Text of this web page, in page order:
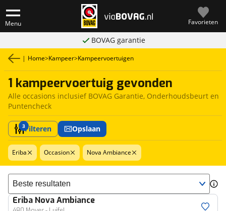
Menu Favorieten
BOVAG garantie
| Home>Kampeer>Kampeervoertuigen
1 kampeervoertuig gevonden
Alle occasions inclusief BOVAG Garantie, Onderhoudsbeurt en
Puntencheck
3Filteren Opslaan
Eriba Occasion Nova Ambiance
Sorteer resultaten
Eriba Nova Ambiance